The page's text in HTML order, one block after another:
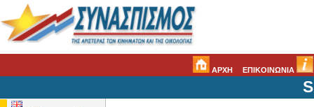
ΑΡΧΗ ΕΠΙΚΟΙΝΩΝΙΑ